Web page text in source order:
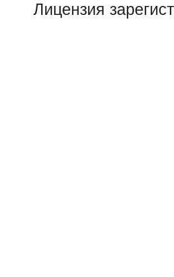
Лицензия